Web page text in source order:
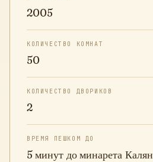
2005
КОЛИЧЕСТВО КОМНАТ
50
КОЛИЧЕСТВО ДВОРИКОВ
2
ВРЕМЯ ПЕШКОМ ДО
5 минут до минарета Калян